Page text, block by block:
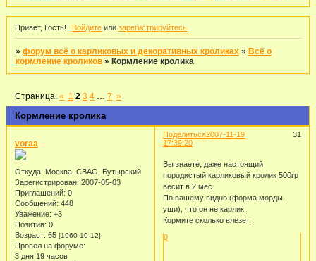
Привет, Гость! Войдите илизарегистрируйтесь
»форум всё о карликовых и декоративных кроликах » Всё о
кормление кроликов » Кормление кролика
Кормление кролика
Страница:« 1 2 3 4 … 7 »
Поделиться 31
2007-11-19
17:39:20
voraa
Откуда: Москва, СВАО, Бутырский
Зарегистрирован: 2007-05-03
Приглашений: 0
Сообщений: 448
Уважение: +3
Позитив: 0
Возраст: 65 [1960-10-12]
Провел на форуме:
3 дня 19 часов
Вы знаете, даже настоящий
породистый карликовый кролик 500гр
весит в 2 мес.
По вашему видно (форма морды,
уши), что он не карлик.
Кормите сколько влезет.
0